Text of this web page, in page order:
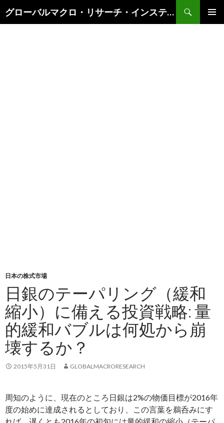
グローバルマクロ・リサーチ・インスティテュート
索
日本の株式市場
日銀のテーパリング（緩和
縮小）に備える投資戦略: 量
的緩和バブルは何処から崩
壊するか？
2015年5月31日 GLOBALMACRORESEARCH
周知のように、現在のところ日銀は2%の物価目標が2016年
度の始めに達成されるとしており、この言葉を鵜呑みにす